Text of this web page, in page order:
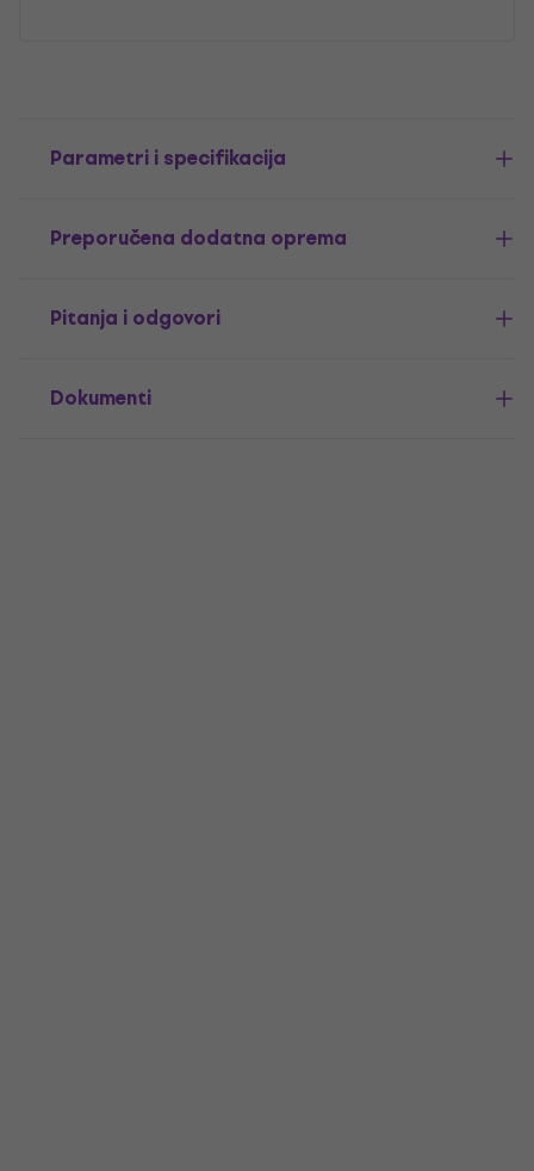
Parametri i specifikacija
Preporučena dodatna oprema
Pitanja i odgovori
Dokumenti